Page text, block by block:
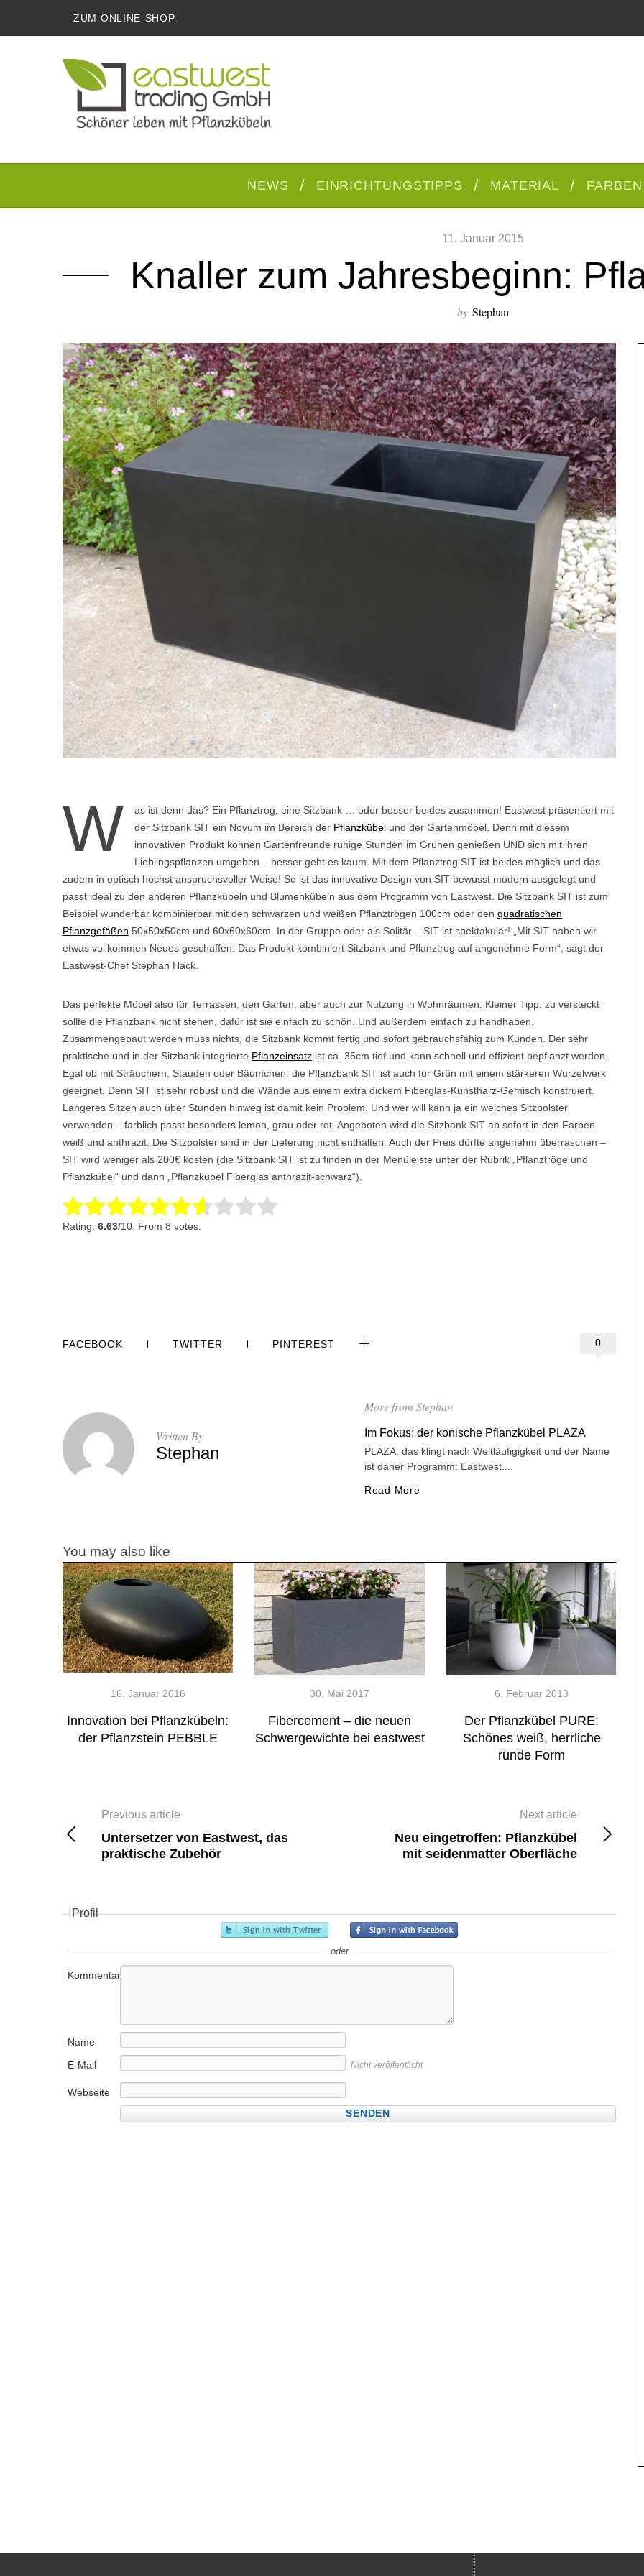
ZUM ONLINE-SHOP
NEWS EINRICHTUNGSTIPPS MATERIAL FARBEN
11. Januar 2015
Knaller zum Jahresbeginn:
by Stephan
W
as ist denn das? Ein Pflanztrog, eine Sitzbank … oder besser beides zusammen! Eastwest präsentiert mit
der Sitzbank SIT ein Novum im Bereich der Pflanzkübel und der Gartenmöbel. Denn mit diesem
innovativen Produkt können Gartenfreunde ruhige Stunden im Grünen genießen UND sich mit ihren
Lieblingspflanzen umgeben – besser geht es kaum. Mit dem Pflanztrog SIT ist beides möglich und das
zudem in optisch höchst anspruchsvoller Weise! So ist das innovative Design von SIT bewusst modern ausgelegt und
passt ideal zu den anderen Pflanzkübeln und Blumenkübeln aus dem Programm von Eastwest. Die Sitzbank SIT ist zum
Beispiel wunderbar kombinierbar mit den schwarzen und weißen Pflanztrögen 100cm oder den quadratischen
Pflanzgefäßen 50x50x50cm und 60x60x60cm. In der Gruppe oder als Solitär – SIT ist spektakulär! „Mit SIT haben wir
etwas vollkommen Neues geschaffen. Das Produkt kombiniert Sitzbank und Pflanztrog auf angenehme Form“, sagt der
Eastwest-Chef Stephan Hack.
Das perfekte Möbel also für Terrassen, den Garten, aber auch zur Nutzung in Wohnräumen. Kleiner Tipp: zu versteckt
sollte die Pflanzbank nicht stehen, dafür ist sie einfach zu schön. Und außerdem einfach zu handhaben.
Zusammengebaut werden muss nichts, die Sitzbank kommt fertig und sofort gebrauchsfähig zum Kunden. Der sehr
praktische und in der Sitzbank integrierte Pflanzeinsatz ist ca. 35cm tief und kann schnell und effizient bepflanzt werden.
Egal ob mit Sträuchern, Stauden oder Bäumchen: die Pflanzbank SIT ist auch für Grün mit einem stärkeren Wurzelwerk
geeignet. Denn SIT ist sehr robust und die Wände aus einem extra dickem Fiberglas-Kunstharz-Gemisch konstruiert.
Längeres Sitzen auch über Stunden hinweg ist damit kein Problem. Und wer will kann ja ein weiches Sitzpolster
verwenden – farblich passt besonders lemon, grau oder rot. Angeboten wird die Sitzbank SIT ab sofort in den Farben
weiß und anthrazit. Die Sitzpolster sind in der Lieferung nicht enthalten. Auch der Preis dürfte angenehm überraschen –
SIT wird weniger als 200€ kosten (die Sitzbank SIT ist zu finden in der Menüleiste unter der Rubrik „Pflanztröge und
Pflanzkübel“ und dann „Pflanzkübel Fiberglas anthrazit-schwarz“).
Rate this item:
Submit Rating
Rating: 6.63/10. From 8 votes.
0
FACEBOOK TWITTER PINTEREST
Written By
Stephan
More from Stephan
Im Fokus: der konische Pflanzkübel PLAZA
PLAZA, das klingt nach Weltläufigigkeit und der Name
ist daher Programm: Eastwest...
Read More
You may also like
16. Januar 2016
Innovation bei Pflanzkübeln:
der Pflanzstein PEBBLE
30. Mai 2017
Fibercement – die neuen
Schwergewichte bei eastwest
6. Februar 2013
Der Pflanzkübel PURE:
Schönes weiß, herrliche
runde Form
Previous article
Untersetzer von Eastwest, das
praktische Zubehör
Next article
Neu eingetroffen: Pflanzkübel
mit seidenmatter Oberfläche
Profil
oder
Kommentar
Name
E-Mail
Nicht veröffentlicht
Webseite
Schwergewichte bei eastwest
MONDO – der besondere
Pflanzkübel